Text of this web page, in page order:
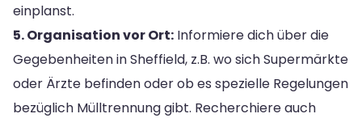
einplanst.
5. Organisation vor Ort: Informiere dich über die
Gegebenheiten in Sheffield, z.B. wo sich Supermärkte
oder Ärzte befinden oder ob es spezielle Regelungen
bezüglich Mülltrennung gibt. Recherchiere auch